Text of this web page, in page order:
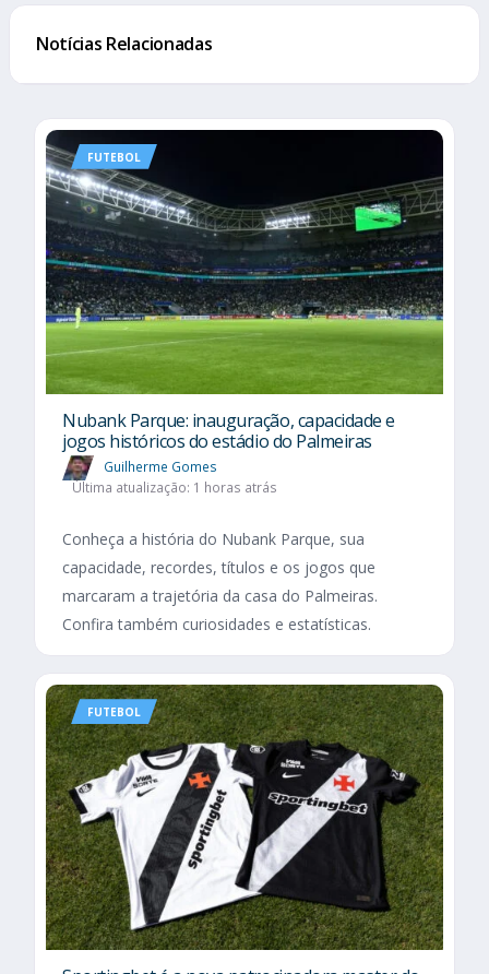
Notícias Relacionadas
FUTEBOL
Nubank Parque: inauguração, capacidade e
jogos históricos do estádio do Palmeiras
Guilherme Gomes
Última atualização: 1 horas atrás
Conheça a história do Nubank Parque, sua
capacidade, recordes, títulos e os jogos que
marcaram a trajetória da casa do Palmeiras.
Confira também curiosidades e estatísticas.
FUTEBOL